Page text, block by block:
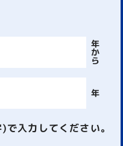
年
か
ら
年
入力してください。